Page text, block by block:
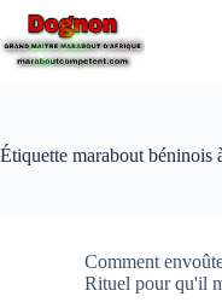
Étiquette marabout béninois
Comment
Rituel pour qu'il